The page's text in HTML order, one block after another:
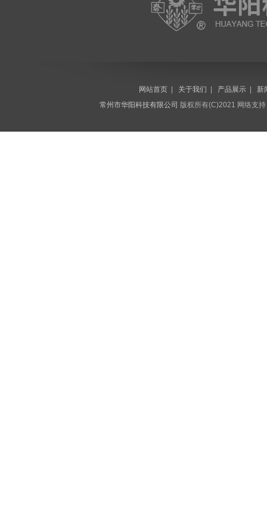
网站首页| 关于我们 产品展示|
新
常州市华阳科技有限公司 版权所有(C)2021 网络支持